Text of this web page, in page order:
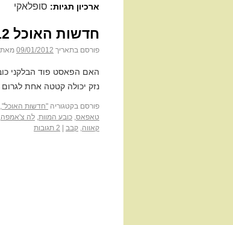
ארכיון תגיות: סופלאקי
חדשות האוכל 9.1.12
פורסם בתאריך 09/01/2012 מאת
האם הפאסט פוד הבלקני
נזק יכולה קטטה אחת
פורסם בקטגוריה "חדשות האוכל",
טאפאס, כובע המוות, לה צ'אמפה,
קאווה, קבב 2 תגובות